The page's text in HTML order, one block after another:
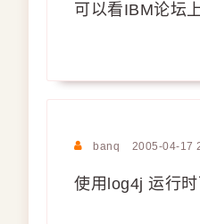
可以看IBM论坛
banq 2005-04-17
使用log4j 运行